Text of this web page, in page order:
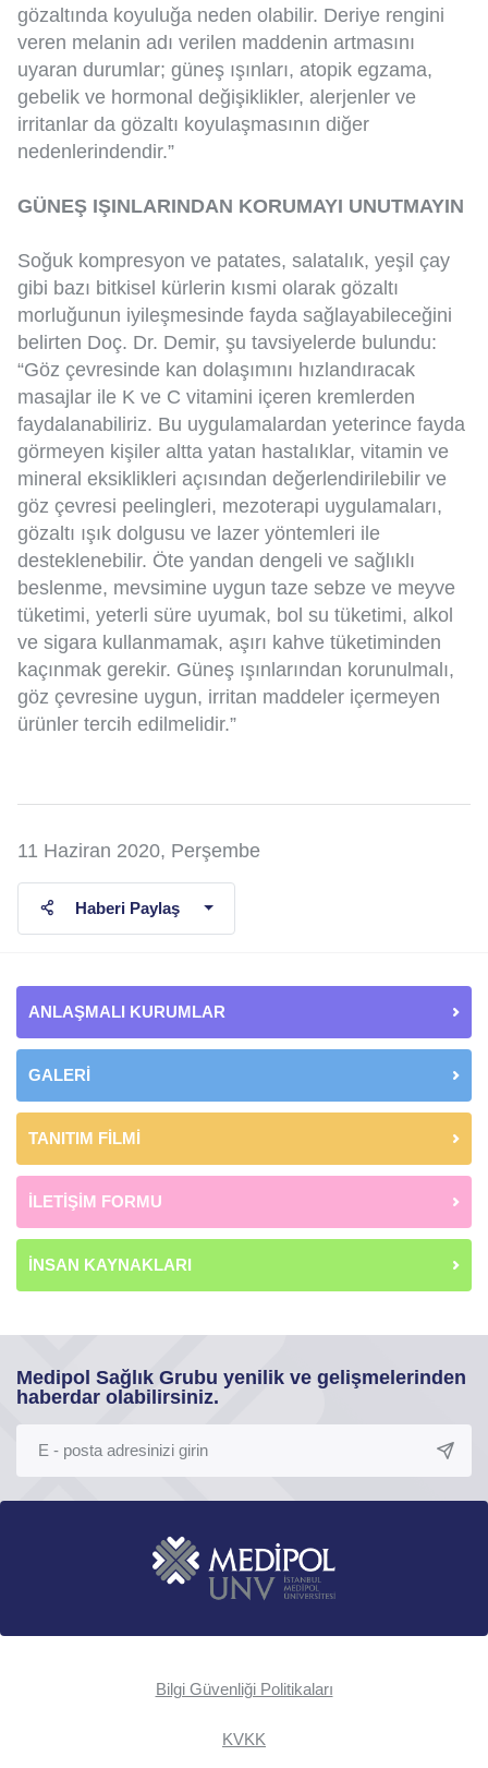
gözaltında koyuluğa neden olabilir. Deriye rengini
veren melanin adı verilen maddenin artmasını
uyaran durumlar; güneş ışınları, atopik egzama,
gebelik ve hormonal değişiklikler, alerjenler ve
irritanlar da gözaltı koyulaşmasının diğer
nedenlerindendir.”
GÜNEŞ IŞINLARINDAN KORUMAYI UNUTMAYIN
Soğuk kompresyon ve patates, salatalık, yeşil çay
gibi bazı bitkisel kürlerin kısmi olarak gözaltı
morluğunun iyileşmesinde fayda sağlayabileceğini
belirten Doç. Dr. Demir, şu tavsiyelerde bulundu:
“Göz çevresinde kan dolaşımını hızlandıracak
masajlar ile K ve C vitamini içeren kremlerden
faydalanabiliriz. Bu uygulamalardan yeterince fayda
görmeyen kişiler altta yatan hastalıklar, vitamin ve
mineral eksiklikleri açısından değerlendirilebilir ve
göz çevresi peelingleri, mezoterapi uygulamaları,
gözaltı ışık dolgusu ve lazer yöntemleri ile
desteklenebilir. Öte yandan dengeli ve sağlıklı
beslenme, mevsimine uygun taze sebze ve meyve
tüketimi, yeterli süre uyumak, bol su tüketimi, alkol
ve sigara kullanmamak, aşırı kahve tüketiminden
kaçınmak gerekir. Güneş ışınlarından korunulmalı,
göz çevresine uygun, irritan maddeler içermeyen
ürünler tercih edilmelidir.”
11 Haziran 2020, Perşembe
Haberi Paylaş
ANLAŞMALI KURUMLAR
GALERİ
TANITIM FİLMİ
İLETİŞİM FORMU
İNSAN KAYNAKLARI
Medipol Sağlık Grubu yenilik ve gelişmelerinden
haberdar olabilirsiniz.
Bilgi Güvenliği Politikaları
KVKK